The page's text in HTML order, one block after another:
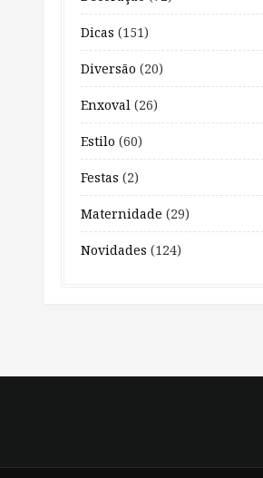
Dicas (151)
Diversão (20)
Enxoval (26)
Estilo (60)
Festas (2)
Maternidade (29)
Novidades (124)